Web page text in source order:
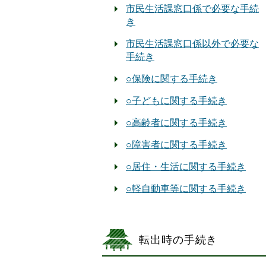
市民生活課窓口係で必要な手続
き
市民生活課窓口係以外で必要な
手続き
○保険に関する手続き
○子どもに関する手続き
○高齢者に関する手続き
○障害者に関する手続き
○居住・生活に関する手続き
○軽自動車等に関する手続き
転出時の手続き